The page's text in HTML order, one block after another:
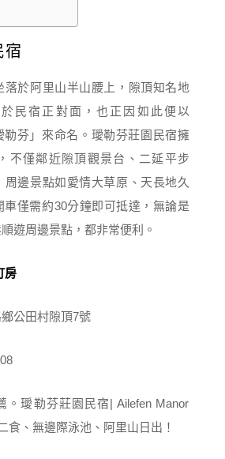
宿
落於阿里山半山腰上，隙頂知名地
民宿正對面，也正因如此便以
勒芬」來命名。璦勒芬莊園民宿擁
不僅鄰近隙頂觀景台、二延平步
邊景點如愛情大草原、天長地久
車僅需約30分鐘即可抵達，無論是
遊周邊景點，都非常便利。
房
公田村隙頂7號